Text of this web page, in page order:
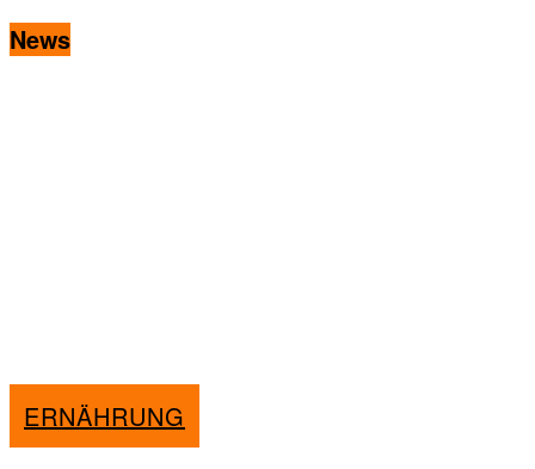
News
ERNÄHRUNG